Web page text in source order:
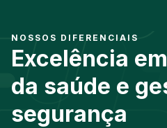
NOSSOS DIFERENCIAIS
Excelência
da saúde e
segurança